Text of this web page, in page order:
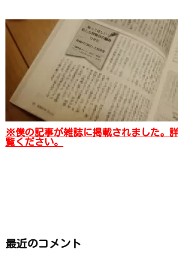
※僕の記事が雑誌に掲載されました。
覧ください。
最近のコメント